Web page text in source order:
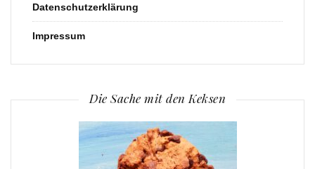
Datenschutzerklärung
Impressum
Die Sache mit den Keksen